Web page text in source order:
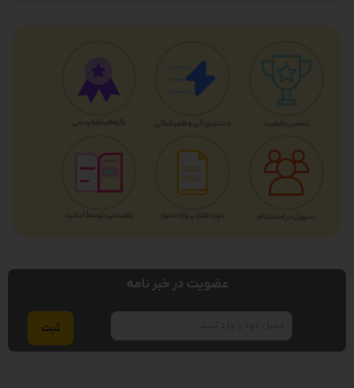
عضویت در خبر نامه